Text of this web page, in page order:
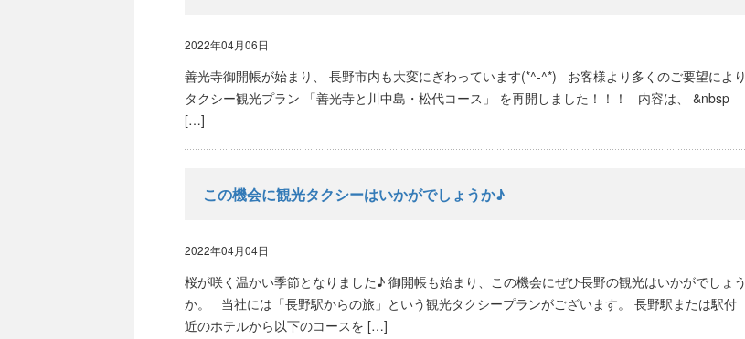
2022年04月06日
善光寺御開帳が始まり、 長野市内も大変にぎわっています(*^-^*) お客様より多くのご要望により
タクシー観光プラン 「善光寺と川中島・松代コース」 を再開しました！！！ 内容は、 &nbsp
[…]
この機会に観光タクシーはいかがでしょうか♪
2022年04月04日
桜が咲く温かい季節となりました♪ 御開帳も始まり、この機会にぜひ長野の観光はいかがでしょう
か。 当社には「長野駅からの旅」という観光タクシープランがございます。 長野駅または駅付
近のホテルから以下のコースを […]